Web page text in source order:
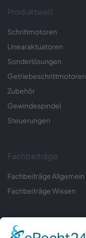
Produktwelt
Schrittmotoren
Linearaktuatoren
Sonderlösungen
Getriebeschrittmotoren
Zubehör
Gewindespindel
Steuerungen
Fachbeiträge
Fachbeiträge Allgemein
Fachbeiträge Wissen